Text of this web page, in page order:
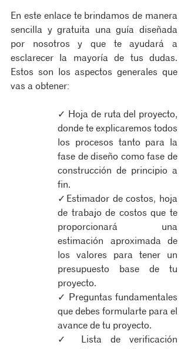
En este enlace te brindamos de manera
sencilla y gratuita una guía diseñada
por nosotros y que te ayudará a
esclarecer la mayoría de tus dudas.
Estos son los aspectos generales que
vas a obtener:
✓ Hoja de ruta del proyecto,
donde te explicaremos todos
los procesos tanto para la
fase de diseño como fase de
construcción de principio a
fin.
✓Estimador de costos, hoja
de trabajo de costos que te
proporcionará una
estimación aproximada de
los valores para tener un
presupuesto base de tu
proyecto.
✓ Preguntas fundamentales
que debes formularte para el
avance de tu proyecto.​
✓ Lista de verificación